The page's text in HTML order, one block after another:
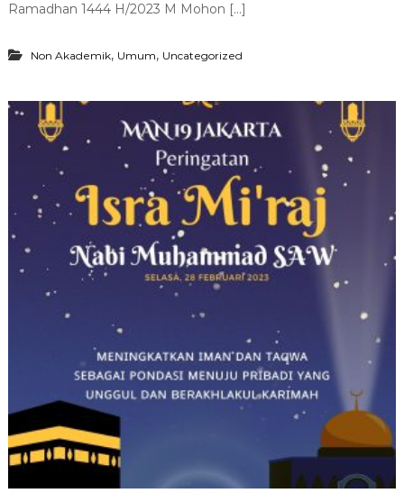
Ramadhan 1444 H/2023 M Mohon […]
Non Akademik, Umum, Uncategorized